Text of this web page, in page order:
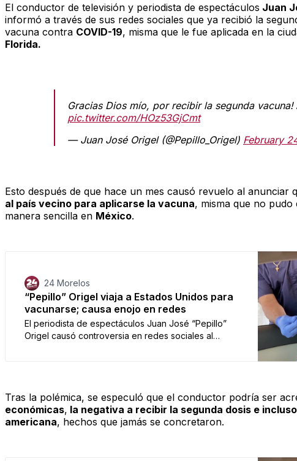
El conductor de televisión y periodista de espectáculos Juan
informó a través de sus redes sociales que ya recibió la
vacuna contra COVID-19, misma que le fue aplicada en la
Florida.
Gracias Dios mío, por recibir la segunda vacuna!
pic.twitter.com/HOz53GjCmt
— Juan José Origel (@Pepillo_Origel) February
Esto después de que hace un mes causó revuelo al anunciar
al país vecino para aplicarse la vacuna, misma que no pudo
manera sencilla en México.
24 Morelos
“Pepillo” Origel viaja a Estados Unidos para
vacunarse; causa enojo en redes
El periodista de espectáculos Juan José “Pepillo”
Origel causó controversia en redes sociales al
que el Gobierno de México no pudo brindarle …
Tras la polémica, se especuló que el conductor podría ser
económicas, la negativa a recibir la segunda dosis e
americana, hechos que jamás se concretaron.